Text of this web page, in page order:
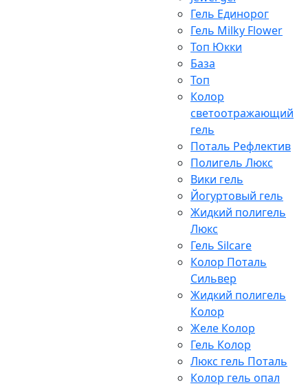
Гель Единорог
Гель Milky Flower
Топ Юкки
База
Топ
Колор
светоотражающий
гель
Поталь Рефлектив
Полигель Люкс
Вики гель
Йогуртовый гель
Жидкий полигель
Люкс
Гель Silcare
Колор Поталь
Сильвер
Жидкий полигель
Колор
Желе Колор
Гель Колор
Люкс гель Поталь
Колор гель опал